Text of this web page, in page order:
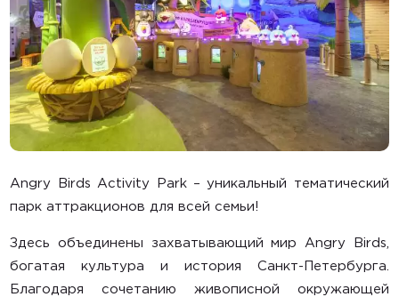
Angry Birds Activity Park – уникальный тематический
парк аттракционов для всей семьи!
Здесь объединены захватывающий мир Angry Birds,
богатая культура и история Санкт-Петербурга.
Благодаря сочетанию живописной окружающей